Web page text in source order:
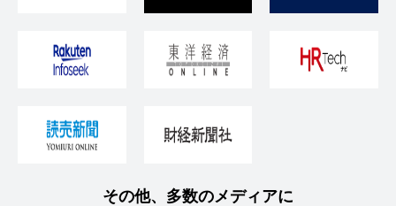
その他、多数のメディアに